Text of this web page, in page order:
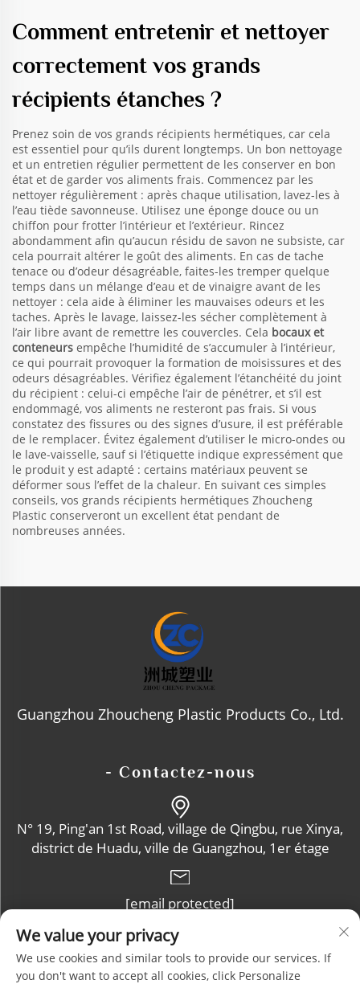
Comment entretenir et nettoyer
correctement vos grands
récipients étanches ?
Prenez soin de vos grands récipients hermétiques, car cela
est essentiel pour qu’ils durent longtemps. Un bon nettoyage
et un entretien régulier permettent de les conserver en bon
état et de garder vos aliments frais. Commencez par les
nettoyer régulièrement : après chaque utilisation, lavez-les à
l’eau tiède savonneuse. Utilisez une éponge douce ou un
chiffon pour frotter l’intérieur et l’extérieur. Rincez
abondamment afin qu’aucun résidu de savon ne subsiste, car
cela pourrait altérer le goût des aliments. En cas de tache
tenace ou d’odeur désagréable, faites-les tremper quelque
temps dans un mélange d’eau et de vinaigre avant de les
nettoyer : cela aide à éliminer les mauvaises odeurs et les
taches. Après le lavage, laissez-les sécher complètement à
l’air libre avant de remettre les couvercles. Cela bocaux et
conteneurs empêche l’humidité de s’accumuler à l’intérieur,
ce qui pourrait provoquer la formation de moisissures et des
odeurs désagréables. Vérifiez également l’étanchéité du joint
du récipient : celui-ci empêche l’air de pénétrer, et s’il est
endommagé, vos aliments ne resteront pas frais. Si vous
constatez des fissures ou des signes d’usure, il est préférable
de le remplacer. Évitez également d’utiliser le micro-ondes ou
le lave-vaisselle, sauf si l’étiquette indique expressément que
le produit y est adapté : certains matériaux peuvent se
déformer sous l’effet de la chaleur. En suivant ces simples
conseils, vos grands récipients hermétiques Zhoucheng
Plastic conserveront un excellent état pendant de
nombreuses années.
Guangzhou Zhoucheng Plastic Products Co., Ltd.
- Contactez-nous
N° 19, Ping'an 1st Road, village de Qingbu, rue Xinya,
district de Huadu, ville de Guangzhou, 1er étage
[email protected]
+86-13632102114
We value your privacy
We use cookies and similar tools to provide our services. If
you don't want to accept all cookies, click Personalize